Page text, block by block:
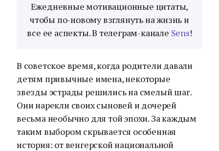
Ежедневные мотивационные цитаты,
чтобы по-новому взглянуть на жизнь и
все ее аспекты. В телеграм-канале Sens!
В советское время, когда родители давали
детям привычные имена, некоторые
звезды эстрады решились на смелый шаг.
Они нарекли своих сыновей и дочерей
весьма необычно для той эпохи. За каждым
таким выбором скрывается особенная
история: от венгерской национальной